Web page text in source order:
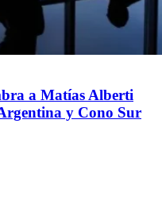
a Matías Alberti
y Cono Sur